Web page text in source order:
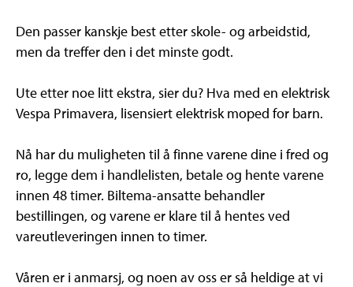
Den passer kanskje best etter skole- og arbeidstid,
men da treffer den i det minste godt.
Ute etter noe litt ekstra, sier du? Hva med en elektrisk
Vespa Primavera, lisensiert elektrisk moped for barn.
Nå har du muligheten til å finne varene dine i fred og
ro, legge dem i handlelisten, betale og hente varene
innen 48 timer. Biltema-ansatte behandler
bestillingen, og varene er klare til å hentes ved
vareutleveringen innen to timer.
Våren er i anmarsj, og noen av oss er så heldige at vi